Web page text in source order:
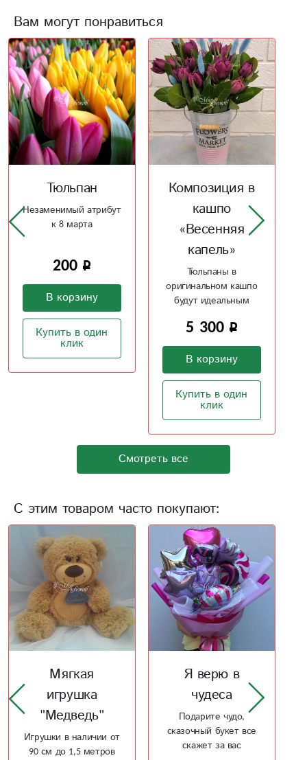
Вам могут понравиться
Композиция в
кашпо
«Весенняя
Тюльпаны в
оригинальном кашпо
будут идеальным
подарком
5 300
В корзину
Тюльпан
Незаменимый атрибут
к 8 марта
200
В корзину
Купить в один
клик
Смотреть все
С этим товаром часто покупают:
Я верю в
чудеса
Подарите чудо,
сказочный букет все
скажет за вас
Керамическая
ваза Силуэт
Изящный силуэт ваза
отлично впишется в
интерьер